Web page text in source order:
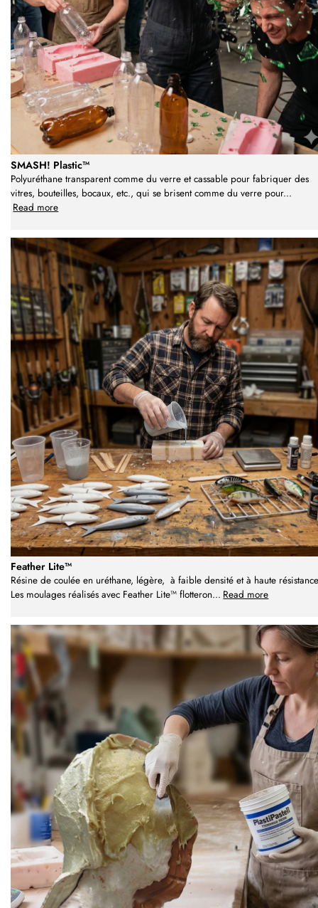
SMASH! Plastic™
Polyuréthane transparent comme du verre et cassable pour fabriquer des
vitres, bouteilles, bocaux, etc., qui se brisent comme du verre pour...
Read more
Feather Lite™
Résine de coulée en uréthane, légère, à faible densité et à haute
Les moulages réalisés avec Feather Lite™ flotteron... Read more